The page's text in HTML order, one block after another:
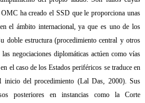
ha creado el SSD que le proporciona unas
el ámbito internacional, ya que es uno de los
doble estructura (procedimiento central y otros
negociaciones diplomáticas actúen como vías
el caso de los Estados periféricos se traduce en
inicio del procedimiento (Lal Das, 2000). Sus
posteriores en instancias como la Corte